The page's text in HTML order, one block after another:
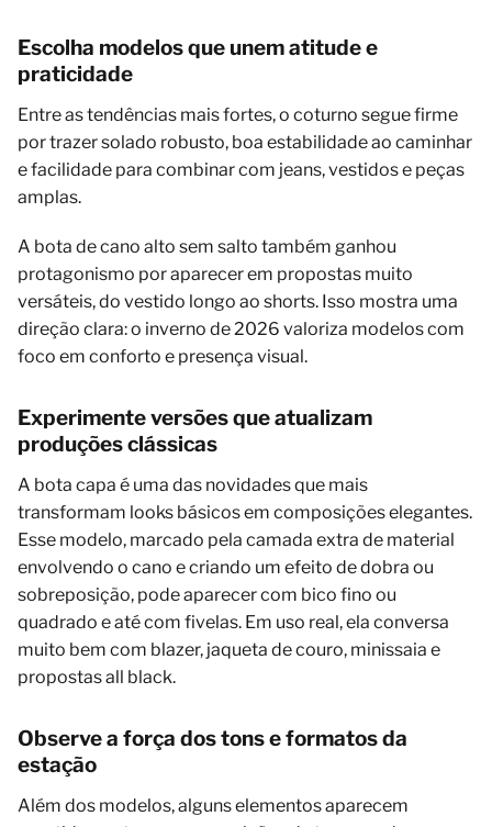
Escolha modelos que unem atitude e
praticidade
Entre as tendências mais fortes, o coturno segue firme
por trazer solado robusto, boa estabilidade ao caminhar
e facilidade para combinar com jeans, vestidos e peças
amplas.
A bota de cano alto sem salto também ganhou
protagonismo por aparecer em propostas muito
versáteis, do vestido longo ao shorts. Isso mostra uma
direção clara: o inverno de 2026 valoriza modelos com
foco em conforto e presença visual.
Experimente versões que atualizam
produções clássicas
A bota capa é uma das novidades que mais
transformam looks básicos em composições elegantes.
Esse modelo, marcado pela camada extra de material
envolvendo o cano e criando um efeito de dobra ou
sobreposição, pode aparecer com bico fino ou
quadrado e até com fivelas. Em uso real, ela conversa
muito bem com blazer, jaqueta de couro, minissaia e
propostas all black.
Observe a força dos tons e formatos da
estação
Além dos modelos, alguns elementos aparecem